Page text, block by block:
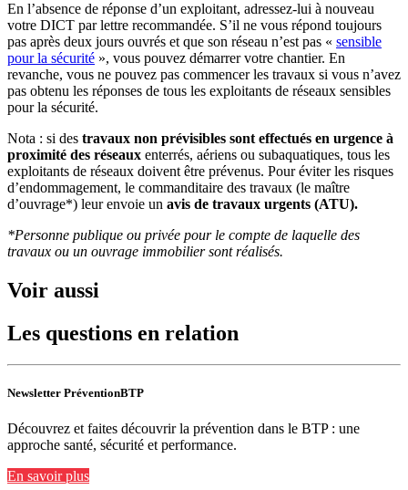
En l’absence de réponse d’un exploitant, adressez-lui à nouveau
votre DICT par lettre recommandée. S’il ne vous répond toujours
pas après deux jours ouvrés et que son réseau n’est pas « sensible
pour la sécurité », vous pouvez démarrer votre chantier. En
revanche, vous ne pouvez pas commencer les travaux si vous n’avez
pas obtenu les réponses de tous les exploitants de réseaux sensibles
pour la sécurité.
Nota : si des travaux non prévisibles sont effectués en urgence à
proximité des réseaux enterrés, aériens ou subaquatiques, tous les
exploitants de réseaux doivent être prévenus. Pour éviter les risques
d’endommagement, le commanditaire des travaux (le maître
d’ouvrage*) leur envoie un avis de travaux urgents (ATU).
*Personne publique ou privée pour le compte de laquelle des
travaux ou un ouvrage immobilier sont réalisés.
Voir aussi
Les questions en relation
Newsletter PréventionBTP
Découvrez et faites découvrir la prévention dans le BTP : une
approche santé, sécurité et performance.
En savoir plus